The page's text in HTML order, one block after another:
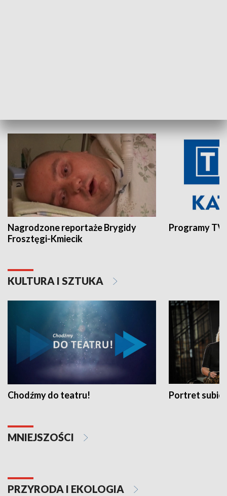
Nagrodzone reportaże Brygidy
Frosztęgi-Kmiecik
Programy
KULTURA I SZTUKA
Chodźmy do teatru! Portret
MNIEJSZOŚCI
PRZYRODA I EKOLOGIA